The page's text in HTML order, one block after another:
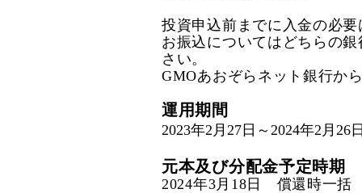
投資申込前までに入金の必
お振込についてはどちらの
さい。
GMOあおぞらネット銀行か
運用期間
2023年2月27日～2024年2月
元本及び分配金予定時期
2024年3月18日 償還時一括